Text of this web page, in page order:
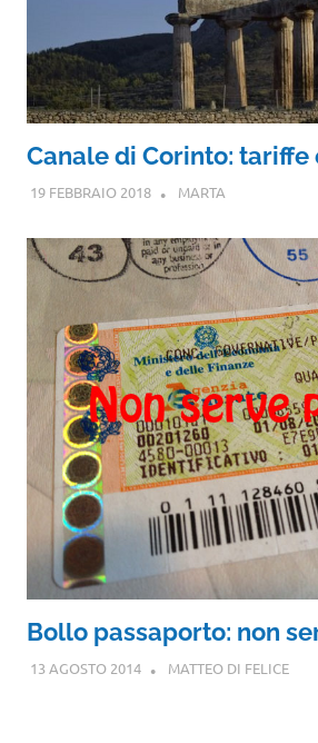
Canale di Corinto: tariffe
19 FEBBRAIO 2018 MARTA
Bollo passaporto: non
13 AGOSTO 2014 MATTEO DI FELICE